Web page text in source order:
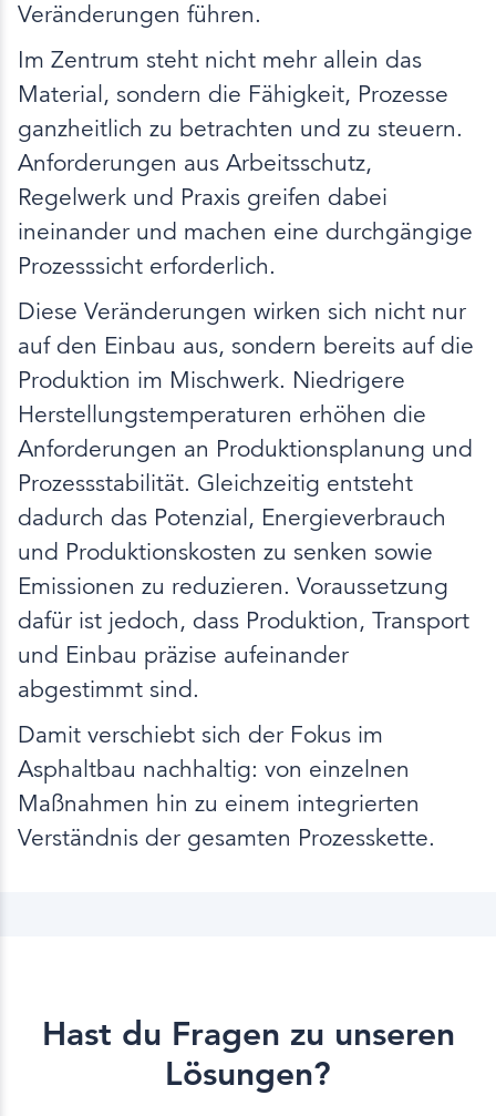
Veränderungen führen.
Im Zentrum steht nicht mehr allein das
Material, sondern die Fähigkeit, Prozesse
ganzheitlich zu betrachten und zu steuern.
Anforderungen aus Arbeitsschutz,
Regelwerk und Praxis greifen dabei
ineinander und machen eine durchgängige
Prozesssicht erforderlich.
Diese Veränderungen wirken sich nicht nur
auf den Einbau aus, sondern bereits auf die
Produktion im Mischwerk. Niedrigere
Herstellungstemperaturen erhöhen die
Anforderungen an Produktionsplanung und
Prozessstabilität. Gleichzeitig entsteht
dadurch das Potenzial, Energieverbrauch
und Produktionskosten zu senken sowie
Emissionen zu reduzieren. Voraussetzung
dafür ist jedoch, dass Produktion, Transport
und Einbau präzise aufeinander
abgestimmt sind.
Damit verschiebt sich der Fokus im
Asphaltbau nachhaltig: von einzelnen
Maßnahmen hin zu einem integrierten
Verständnis der gesamten Prozesskette.
Hast du Fragen zu unseren
Lösungen?